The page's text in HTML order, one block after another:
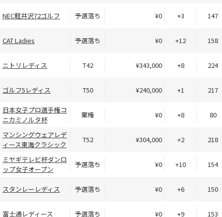
NEC軽井沢72ゴルフ 予選落ち ¥0 +3 147
CAT Ladies 予選落ち ¥0 +12 158
ニトリレディス T42 ¥343,000 +8 224
ゴルフ5レディス T50 ¥240,000 +1 217
日本女子プロ選手権コ
ニカミノルタ杯
棄権 ¥0 +8 80
マンシングウェアレデ
ィース東海クラシック
T52 ¥304,000 +2 218
ミヤギテレビ杯ダンロ
ップ女子オープン
予選落ち ¥0 +10 154
スタンレーレディス 予選落ち ¥0 +6 150
富士通レディース 予選落ち ¥0 +9 153